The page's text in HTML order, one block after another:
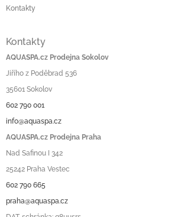
Kontakty
Kontakty
AQUASPA.cz Prodejna Sokolov
Jiřího z Poděbrad 536
35601 Sokolov
602 790 001
info@aquaspa.cz
AQUASPA.cz Prodejna Praha
Nad Safinou I 342
25242 Praha Vestec
602 790 665
praha@aquaspa.cz